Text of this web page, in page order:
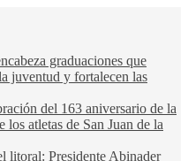
graduaciones que
juventud y fortalecen las
del 163 aniversario de la
los atletas de San Juan de la
litoral: Presidente Abinader